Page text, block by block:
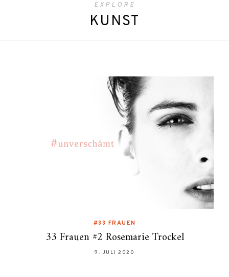
EXPLORE
KUNST
#33 FRAUEN
33 Frauen #2 Rosemarie Trockel
9. JULI 2020